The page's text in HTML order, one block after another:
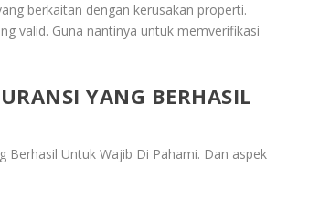
berkaitan dengan kerusakan properti.
valid. Guna nantinya untuk memverifikasi
YANG BERHASIL
Berhasil Untuk Wajib Di Pahami. Dan aspek